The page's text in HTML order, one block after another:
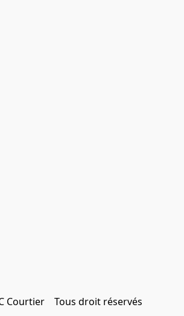
Courtier    Tous droit réservés